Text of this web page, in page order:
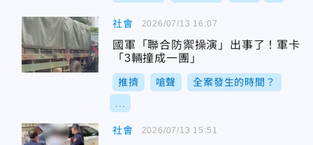
社會
國軍「聯合防禦操演」出事了！軍卡
「3輛撞成一團」
推擠 嗆聲 全案發生的時間？
2026/07/13 16:07
社會 2026/07/13 15:51